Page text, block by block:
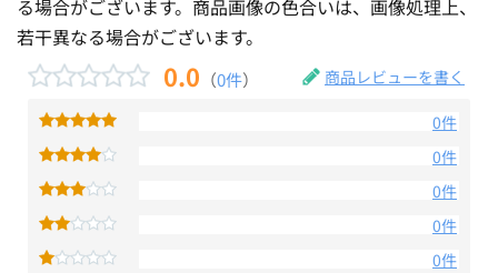
る場合がございます。商品画像の色合いは、画像処理上、
若干異なる場合がございます。
0.0 （0件） 商品レビューを書く
0件
0件
0件
0件
0件